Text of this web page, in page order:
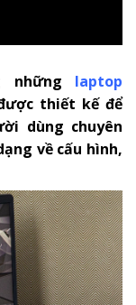
những laptop
thiết kế để
dùng chuyên
về cấu hình,